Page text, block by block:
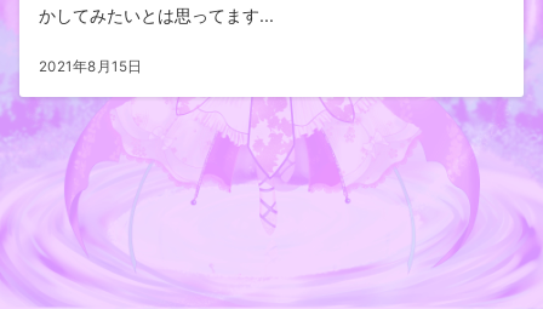
かしてみたいとは思ってます...
2021年8月15日